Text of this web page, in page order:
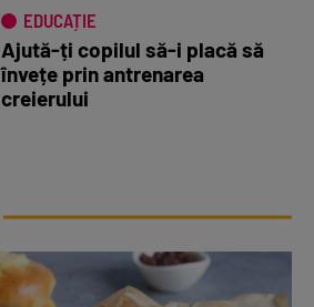
EDUCAȚIE
Ajută-ți copilul să-i placă să
învețe prin antrenarea
creierului